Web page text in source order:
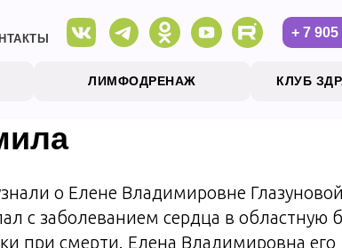
+ 7 905
ЛИМФОДРЕНАЖ КЛУБ
о Елене Владимировне
с заболеванием сердца в областную
при смерти. Елена Владимировна его